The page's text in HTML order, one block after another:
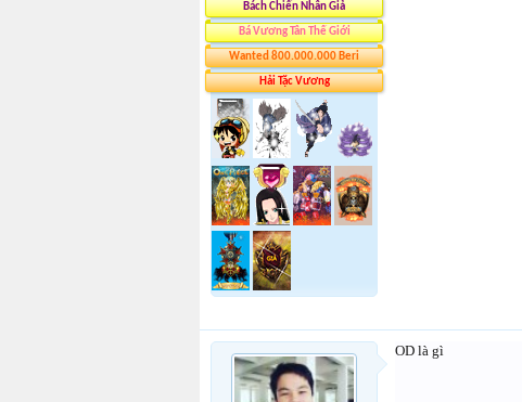
Bách Chiến Nhẫn Giả
Bá Vương Tân Thế Giới
Wanted 800.000.000 Beri
Hải Tặc Vương
OD là gì